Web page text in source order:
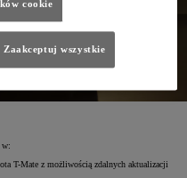
w:
T-Mate z możliwością zdalnych aktualizacji
cookie
Zaakceptuj wszystkie